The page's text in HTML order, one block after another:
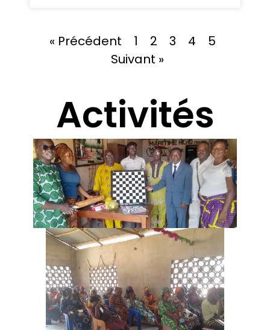
« Précédent 1 2 3 4
5
Suivant »
Activités